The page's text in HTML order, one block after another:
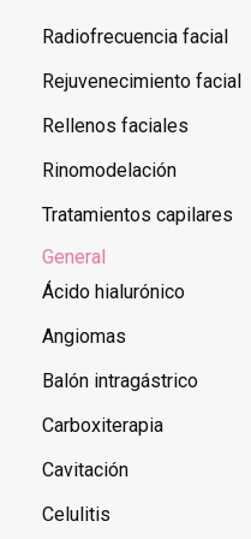
Radiofrecuencia facial
Rejuvenecimiento facial
Rellenos faciales
Rinomodelación
Tratamientos capilares
General
Ácido hialurónico
Angiomas
Balón intragástrico
Carboxiterapia
Cavitación
Celulitis